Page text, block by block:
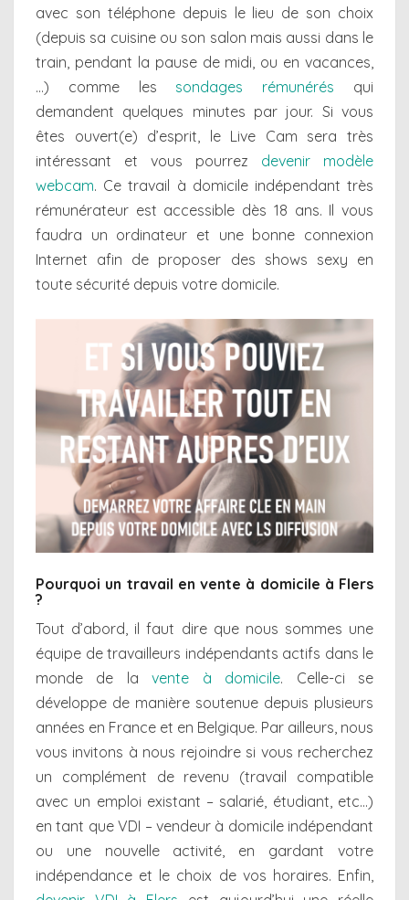
avec son téléphone depuis le lieu de son choix
(depuis sa cuisine ou son salon mais aussi dans le
train, pendant la pause de midi, ou en vacances,
…) comme les sondages rémunérés qui
demandent quelques minutes par jour. Si vous
êtes ouvert(e) d’esprit, le Live Cam sera très
intéressant et vous pourrez devenir modèle
webcam. Ce travail à domicile indépendant très
rémunérateur est accessible dès 18 ans. Il vous
faudra un ordinateur et une bonne connexion
Internet afin de proposer des shows sexy en
toute sécurité depuis votre domicile.
Pourquoi un travail en vente à domicile à Flers
?
Tout d’abord, il faut dire que nous sommes une
équipe de travailleurs indépendants actifs dans le
monde de lavente à domicile. Celle-ci se
développe de manière soutenue depuis plusieurs
années en France et en Belgique. Par ailleurs, nous
vous invitons à nous rejoindre si vous recherchez
un complément de revenu (travail compatible
avec un emploi existant – salarié, étudiant, etc…)
en tant que VDI – vendeur à domicile indépendant
ou une nouvelle activité, en gardant votre
indépendance et le choix de vos horaires. Enfin,